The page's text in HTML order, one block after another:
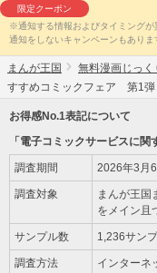
限定クーポン
※通知する情報およびタイミング
通知をしないキャンペーンもありま
まんが王国 無料漫画じっ
すすめコミックフェア 第1弾
お得感No.1表記について
「電子コミックサービスに関
調査期間 2026年3月
調査対象
まんが王国
をメイン且
サンプル数 1,236サン
調査方法 インターネ